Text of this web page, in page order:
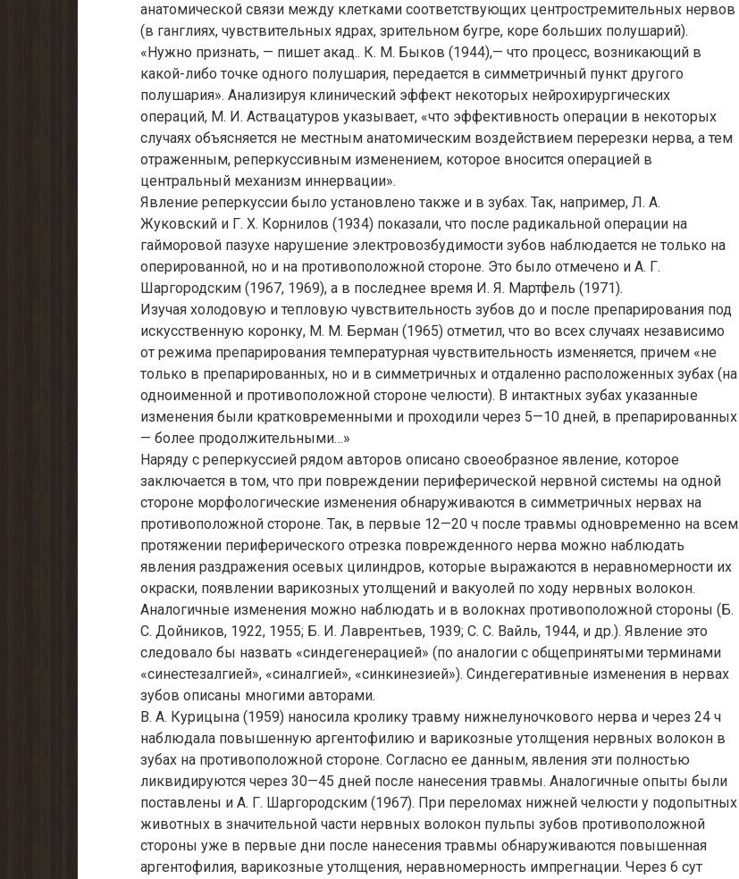
анатомической связи между клетками соответствующих центростремительных нервов
(в ганглиях, чувствительных ядрах, зрительном бугре, коре больших полушарий).
«Нужно признать, — пишет акад.. К. М. Быков (1944),— что процесс, возникающий в
какой-либо точке одного полушария, передается в симметричный пункт другого
полушария». Анализируя клинический эффект некоторых нейрохирургических
операций, М. И. Аствацатуров указывает, «что эффективность операции в некоторых
случаях объясняется не местным анатомическим воздействием перерезки нерва, а тем
отраженным, реперкуссивным изменением, которое вносится операцией в
центральный механизм иннервации».
Явление реперкуссии было установлено также и в зубах. Так, например, Л. А.
Жуковский и Г. X. Корнилов (1934) показали, что после радикальной операции на
гайморовой пазухе нарушение электровозбудимости зубов наблюдается не только на
оперированной, но и на противоположной стороне. Это было отмечено и А. Г.
Шаргородским (1967, 1969), а в последнее время И. Я. Мартфель (1971).
Изучая холодовую и тепловую чувствительность зубов до и после препарирования под
искусственную коронку, М. М. Берман (1965) отметил, что во всех случаях независимо
от режима препарирования температурная чувствительность изменяется, причем «не
только в препарированных, но и в симметричных и отдаленно расположенных зубах (на
одноименной и противоположной стороне челюсти). В интактных зубах указанные
изменения были кратковременными и проходили через 5—10 дней, в препарированных
— более продолжительными…»
Наряду с реперкуссией рядом авторов описано своеобразное явление, которое
заключается в том, что при повреждении периферической нервной системы на одной
стороне морфологические изменения обнаруживаются в симметричных нервах на
противоположной стороне. Так, в первые 12—20 ч после травмы одновременно на всем
протяжении периферического отрезка поврежденного нерва можно наблюдать
явления раздражения осевых цилиндров, которые выражаются в неравномерности их
окраски, появлении варикозных утолщений и вакуолей по ходу нервных волокон.
Аналогичные изменения можно наблюдать и в волокнах противоположной стороны (Б.
С. Дойников, 1922, 1955; Б. И. Лаврентьев, 1939; С. С. Вайль, 1944, и др.). Явление это
следовало бы назвать «синдегенерацией» (по аналогии с общепринятыми терминами
«синестезалгией», «синалгией», «синкинезией»). Синдегеративные изменения в нервах
зубов описаны многими авторами.
В. А. Курицына (1959) наносила кролику травму нижнелуночкового нерва и через 24 ч
наблюдала повышенную аргентофилию и варикозные утолщения нервных волокон в
зубах на противоположной стороне. Согласно ее данным, явления эти полностью
ликвидируются через 30—45 дней после нанесения травмы. Аналогичные опыты были
поставлены и А. Г. Шаргородским (1967). При переломах нижней челюсти у подопытных
животных в значительной части нервных волокон пульпы зубов противоположной
стороны уже в первые дни после нанесения травмы обнаруживаются повышенная
аргентофилия, варикозные утолщения, неравномерность импрегнации. Через 6 сут